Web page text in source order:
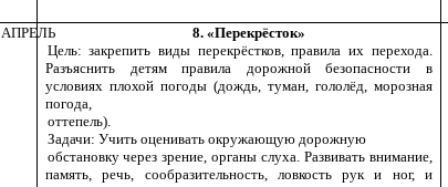
АПРЕЛЬ
8. «Перекрёсток»
Цель: закрепить виды перекрёстков, правила их перехода.
Разъяснить детям правила дорожной безопасности в
условиях плохой погоды (дождь, туман, гололёд, морозная
погода,
оттепель).
Задачи: Учить оценивать окружающую дорожную
обстановку через зрение, органы слуха. Развивать внимание,
память, речь, сообразительность, ловкость рук и ног, и